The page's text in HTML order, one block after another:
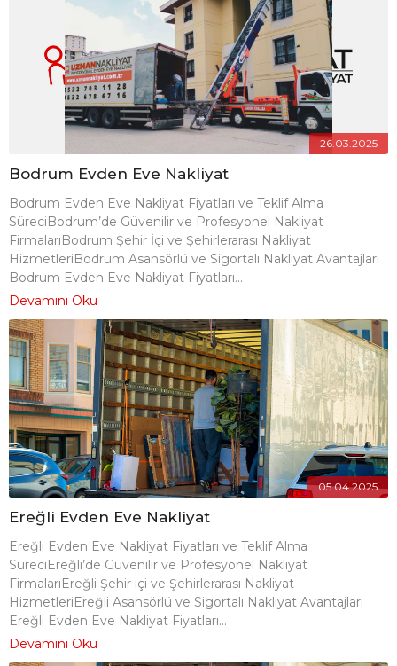
26.03.2025
Bodrum Evden Eve Nakliyat
Bodrum Evden Eve Nakliyat Fiyatları ve Teklif Alma
SüreciBodrum’de Güvenilir ve Profesyonel Nakliyat
FirmalarıBodrum Şehir İçi ve Şehirlerarası Nakliyat
HizmetleriBodrum Asansörlü ve Sigortalı Nakliyat Avantajları
Bodrum Evden Eve Nakliyat Fiyatları...
Devamını Oku
05.04.2025
Ereğli Evden Eve Nakliyat
Ereğli Evden Eve Nakliyat Fiyatları ve Teklif Alma
SüreciEreğli’de Güvenilir ve Profesyonel Nakliyat
FirmalarıEreğli Şehir içi ve Şehirlerarası Nakliyat
HizmetleriEreğli Asansörlü ve Sigortalı Nakliyat Avantajları
Ereğli Evden Eve Nakliyat Fiyatları...
Devamını Oku